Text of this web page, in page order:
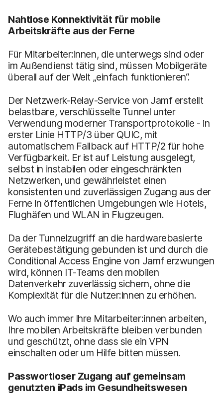
Nahtlose Konnektivität für mobile
Arbeitskräfte aus der Ferne
Für Mitarbeiter:innen, die unterwegs sind oder
im Außendienst tätig sind, müssen Mobilgeräte
überall auf der Welt „einfach funktionieren“.
Der Netzwerk-Relay-Service von Jamf erstellt
belastbare, verschlüsselte Tunnel unter
Verwendung moderner Transportprotokolle - in
erster Linie HTTP/3 über QUIC, mit
automatischem Fallback auf HTTP/2 für hohe
Verfügbarkeit. Er ist auf Leistung ausgelegt,
selbst in instabilen oder eingeschränkten
Netzwerken, und gewährleistet einen
konsistenten und zuverlässigen Zugang aus der
Ferne in öffentlichen Umgebungen wie Hotels,
Flughäfen und WLAN in Flugzeugen.
Da der Tunnelzugriff an die hardwarebasierte
Gerätebestätigung gebunden ist und durch die
Conditional Access Engine von Jamf erzwungen
wird, können IT-Teams den mobilen
Datenverkehr zuverlässig sichern, ohne die
Komplexität für die Nutzer:innen zu erhöhen.
Wo auch immer Ihre Mitarbeiter:innen arbeiten,
Ihre mobilen Arbeitskräfte bleiben verbunden
und geschützt, ohne dass sie ein VPN
einschalten oder um Hilfe bitten müssen.
Passwortloser Zugang auf gemeinsam
genutzten iPads im Gesundheitswesen